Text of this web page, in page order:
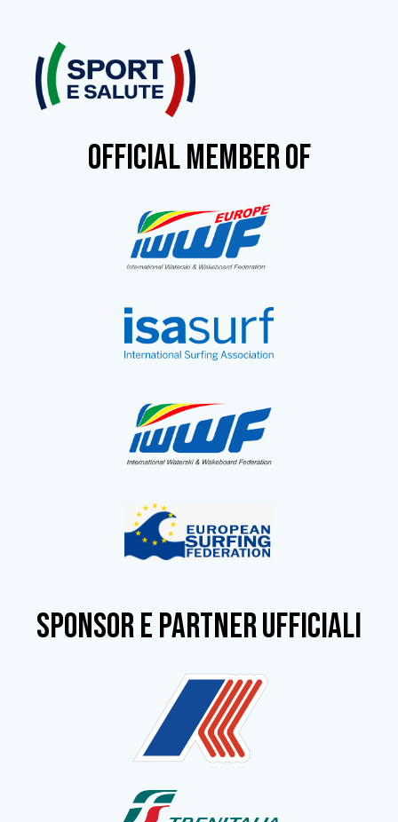
OFFICIAL MEMBER OF
SPONSOR e partner ufficiali